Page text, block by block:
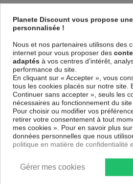
est imprimé
et de haute qualité qui reflète parfaitement
parfaitement reproduits. Grâce à une
une toile tendue sur un châssis fait de
l'environnement, vous pourrez suspendre le
sans avoir à l'encadrer.
Le Tableau Abstrait Abstract Momentest
inodore et 100 % sûr, parfait même pour la
chambre des enfants.
Notre large choix de tableaux tendances et
moyen simple et pas cher de donner une
intérieurs, il y en a pour tous les goût.
Descriptif technique
Planete Discount vous propose
personnalisée !
Nous et nos partenaires utilisons des
internet pour vous proposer des
adaptés à vos centres d’intérêt,
performance du site.
En cliquant sur « Accepter », vous
tous les cookies placés sur notre site.
Continuer sans accepter », seuls les
nécessaires au fonctionnement du
Pour choisir ou modifier vos
retirer votre consentement à tout
mes cookies ». Pour en savoir plus
données personnelles que nous
politique en matière de confidentialité
Gérer mes cookies